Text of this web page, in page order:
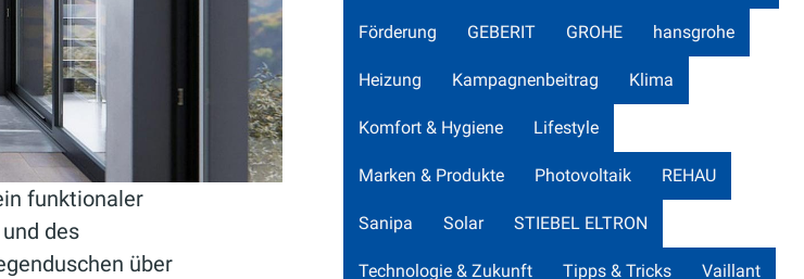
funktionaler
des
über
Förderung GEBERIT GROHE hansgrohe
Heizung Kampagnenbeitrag Klima
Komfort & Hygiene Lifestyle
Marken & Produkte Photovoltaik REHAU
Sanipa Solar STIEBEL ELTRON
Technologie & Zukunft Tipps & Tricks Vaillant